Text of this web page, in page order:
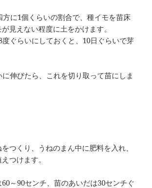
方に1個くらいの割合で、種イモを苗床
見えない程度に土をかけます。
ぐらいにしておくと、10日ぐらいで芽
伸びたら、これを切り取って苗にしま
つくり、うねのまん中に肥料を入れ、
つけます。
～90センチ、苗のあいだは30センチぐ